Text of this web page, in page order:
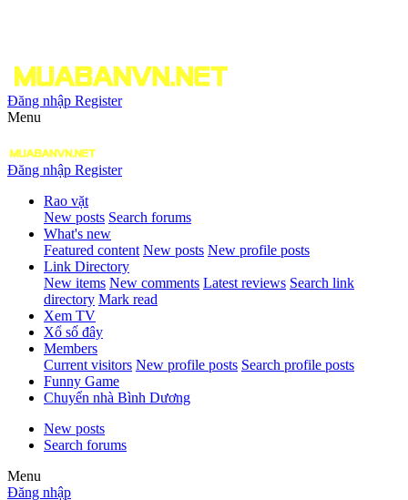
Đăng nhập Register
Menu
Đăng nhập Register
Rao vặt
New posts Search forums
What's new
Featured content New posts New profile posts
Link Directory
New items New comments Latest reviews Search link
directory Mark read
Xem TV
Xổ số đây
Members
Current visitors New profile posts Search profile posts
Funny Game
Chuyển nhà Bình Dương
New posts
Search forums
Menu
Đăng nhập